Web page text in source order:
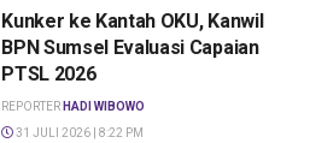
Kunker ke Kantah OKU, Kanwil
BPN Sumsel Evaluasi Capaian
PTSL 2026
REPORTER HADI WIBOWO
31 JULI 2026 | 8:22 PM